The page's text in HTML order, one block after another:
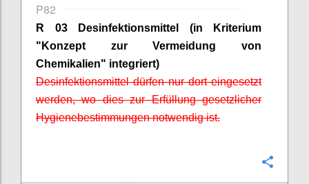
P82
R 03 Desinfektionsmittel (in Kriterium
"Konzept zur Vermeidung von
Chemikalien" integriert)
Desinfektionsmittel dürfen nur dort eingesetzt
werden, wo dies zur Erfüllung gesetzlicher
Hygienebestimmungen notwendig ist.